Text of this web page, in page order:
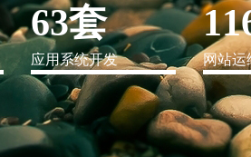
解决方案
递是否做到更新、更全、更
快
63套
应用系统开发 网站运